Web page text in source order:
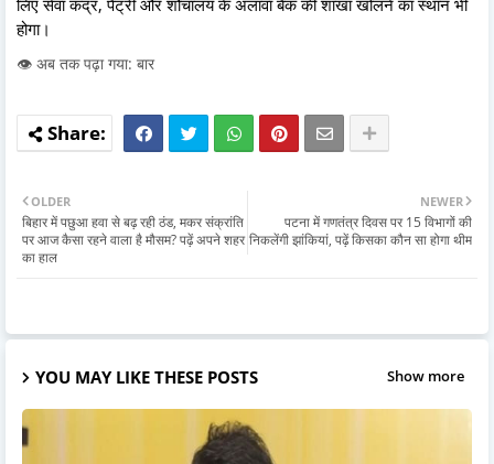
होगा।
👁️ अब तक पढ़ा गया: बार
NEWER
पटना में गणतंत्र दिवस पर 15 विभागों की
निकलेंगी झांकियां, पढ़ें किसका कौन सा होगा थीम
OLDER
बिहार में पछुआ हवा से बढ़ रही ठंड, मकर संक्रांति
पर आज कैसा रहने वाला है मौसम? पढ़ें अपने शहर
का हाल
YOU MAY LIKE THESE POSTS Show more